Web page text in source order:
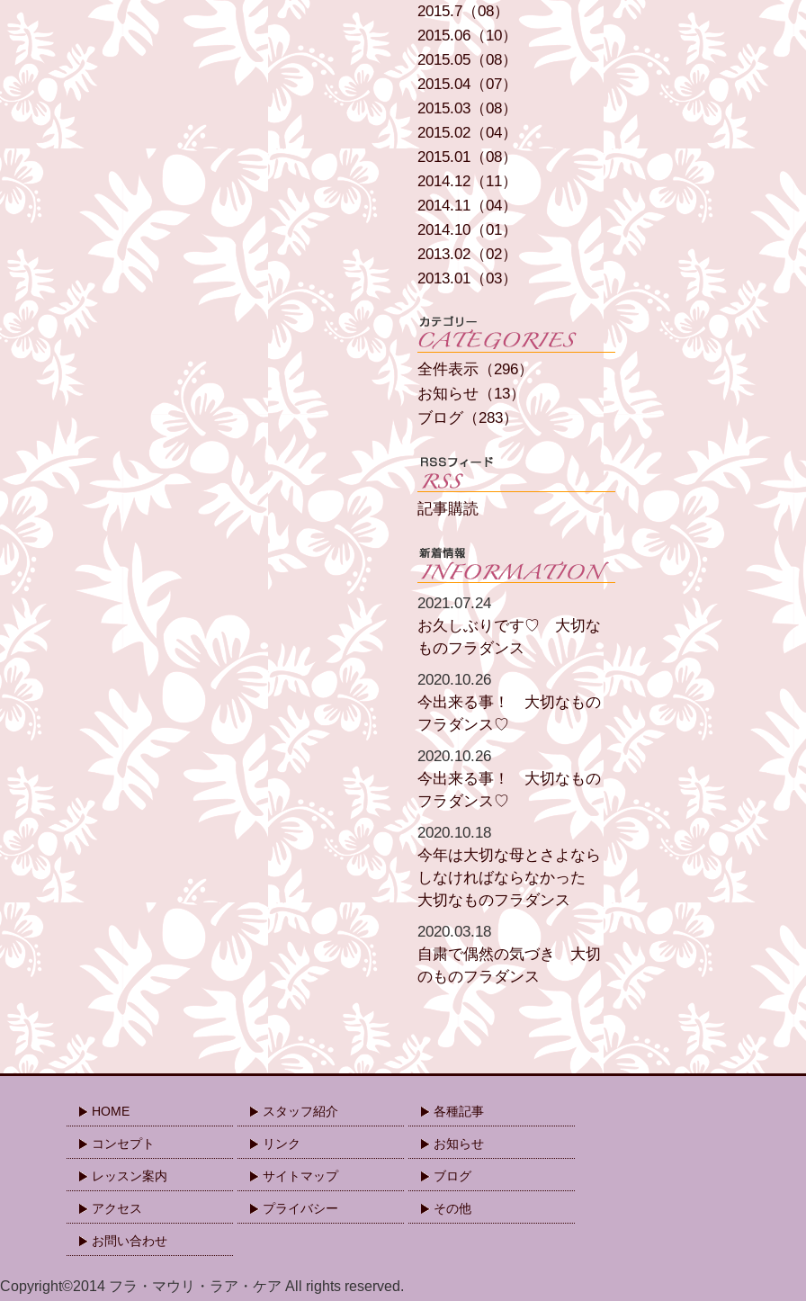
2015.7（08）
2015.06（10）
2015.05（08）
2015.04（07）
2015.03（08）
2015.02（04）
2015.01（08）
2014.12（11）
2014.11（04）
2014.10（01）
2013.02（02）
2013.01（03）
全件表示（296）
お知らせ（13）
ブログ（283）
記事購読
2021.07.24
お久しぶりです♡ 大切な
ものフラダンス
2020.10.26
今出来る事！ 大切なもの
フラダンス♡
2020.10.26
今出来る事！ 大切なもの
フラダンス♡
2020.10.18
今年は大切な母とさよなら
しなければならなかった
大切なものフラダンス
2020.03.18
自粛で偶然の気づき 大切
のものフラダンス
HOME
コンセプト
レッスン案内
アクセス
お問い合わせ
スタッフ紹介
リンク
サイトマップ
プライバシー
各種記事
お知らせ
ブログ
その他
Copyright©2014 フラ・マウリ・ラア・ケア All rights reserved.